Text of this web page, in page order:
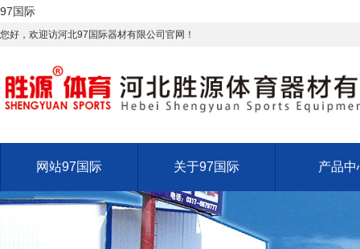
97国际
您好，欢迎访河北97国际器材有限公司官网！
网站97国际 关于97国际 产品中